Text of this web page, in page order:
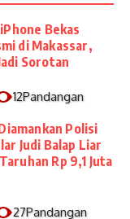
Bekas
di Makassar,
Sorotan
12Pandangan
Polisi
Judi Balap Liar
Rp 9,1 Juta
27Pandangan